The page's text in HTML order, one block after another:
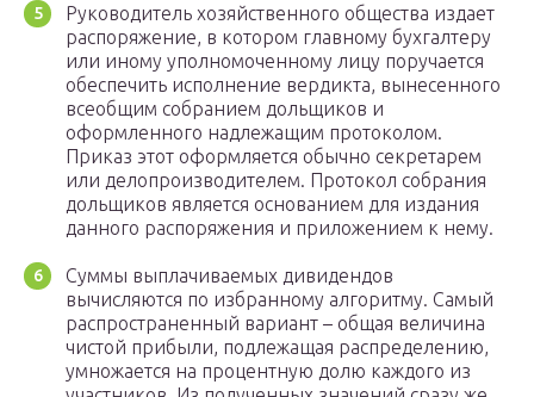
Руководитель хозяйственного общества издает
распоряжение, в котором главному бухгалтеру
или иному уполномоченному лицу поручается
обеспечить исполнение вердикта, вынесенного
всеобщим собранием дольщиков и
оформленного надлежащим протоколом.
Приказ этот оформляется обычно секретарем
или делопроизводителем. Протокол собрания
дольщиков является основанием для издания
данного распоряжения и приложением к нему.
Суммы выплачиваемых дивидендов
вычисляются по избранному алгоритму. Самый
распространенный вариант – общая величина
чистой прибыли, подлежащая распределению,
умножается на процентную долю каждого из